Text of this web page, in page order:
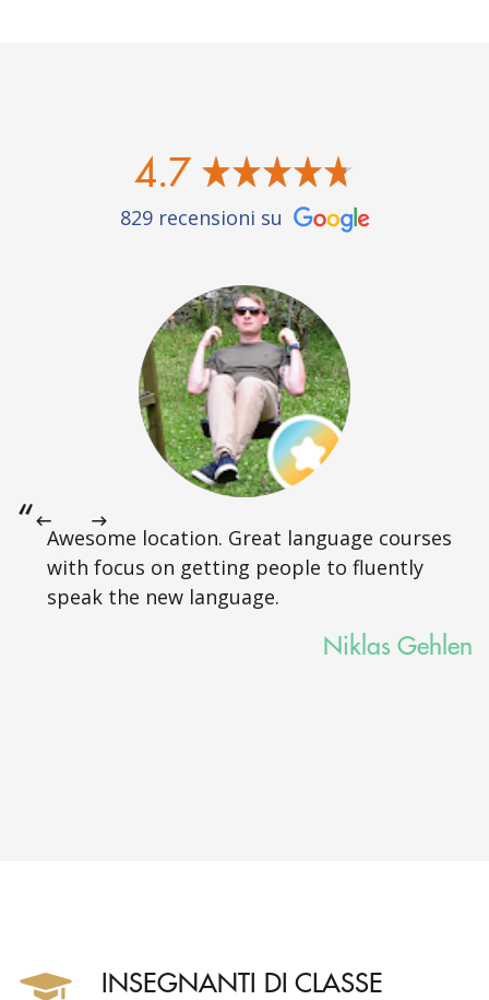
4.7
829 recensioni su
Awesome location. Great language courses
with focus on getting people to fluently
speak the new language.
Niklas Gehlen
INSEGNANTI DI CLASSE